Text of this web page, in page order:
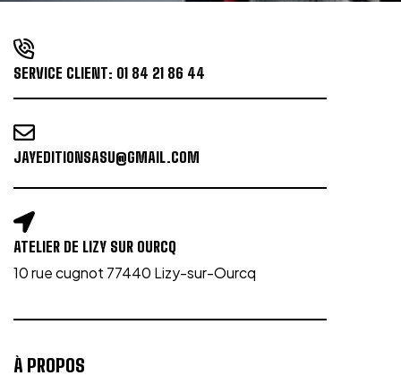
SERVICE CLIENT: 01 84 21 86 44
JAYEDITIONSASU@GMAIL.COM
ATELIER DE LIZY SUR OURCQ
10 rue cugnot 77440 Lizy-sur-Ourcq
À PROPOS